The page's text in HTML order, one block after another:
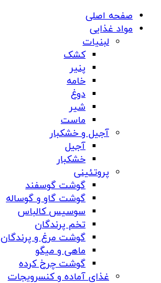
صفحه اصلی
مواد غذایی
لبنیات
کشک
پنیر
خامه
دوغ
شیر
ماست
آجیل و خشکبار
آجیل
خشکبار
پروتئینی
گوشت گوسفند
گوشت گاو و گوساله
سوسیس کالباس
تخم پرندگان
گوشت مرغ و پرندگان
ماهی و میگو
گوشت چرخ کرده
غذای آماده و کنسرویجات